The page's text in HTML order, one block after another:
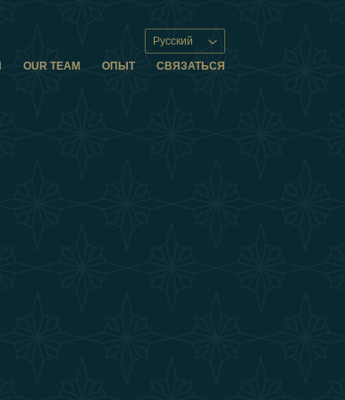
Русский
OUR TEAM ОПЫТ СВЯЗАТЬСЯ